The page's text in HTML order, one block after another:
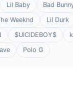
Lil Baby Bad
Weeknd
Lil Durk
$UICIDEBOY$
Polo G